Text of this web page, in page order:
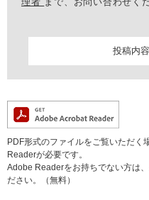
PDF形式のファイルをご覧いただ
Readerが必要です。
Adobe Readerをお持ちでない方は
ださい。（無料）